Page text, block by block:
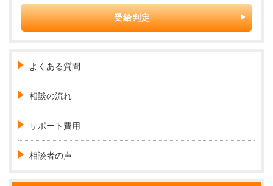
受給判定
よくある質問
相談の流れ
サポート費用
相談者の声